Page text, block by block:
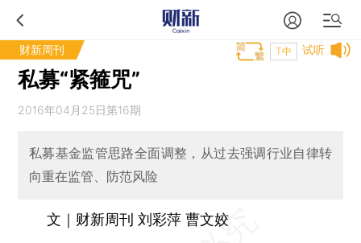
财新周刊 试听
T中
私募“紧箍咒”
2016年04月25日第16期
私募基金监管思路全面调整，从过去强调行业自律转
向重在监管、防范风险
文｜财新周刊 刘彩萍 曹文姣